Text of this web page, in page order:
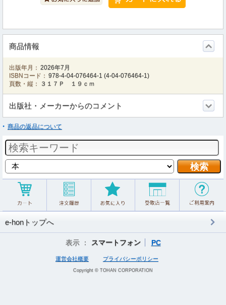
商品情報
出版年月： 2026年7月
ISBNコード： 978-4-04-076464-1 (4-04-076464-1)
頁数・縦：
３１７Ｐ １９ｃｍ
出版社・メーカーからのコメント
商品の返品について
e-honトップへ
表示 ： スマートフォン PC
運営会社概要 プライバシーポリシー
Copyright © TOHAN CORPORATION